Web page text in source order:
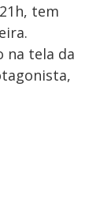
tem
na tela da